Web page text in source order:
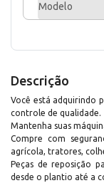
Modelo
Descrição
Você está adquirindo
controle de qualidade.
Mantenha suas
Compre com
agrícola, tratores,
Peças de reposição
desde o plantio até a